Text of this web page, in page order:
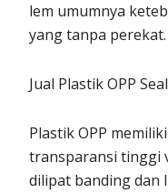
lem umumnya
yang tanpa perekat.
Jual Plastik OPP
Plastik OPP
transparansi tinggi
dilipat banding dan